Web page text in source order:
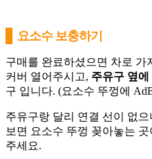
요소수 보충하기
구매를 완료하셨으면 차로 가
커버 열어주시고, 주유구 옆
구 입니다. (요소수 뚜껑에
주유구랑 달리 연결 선이 없
보면 요소수 뚜껑 꽂아놓는
주세요.